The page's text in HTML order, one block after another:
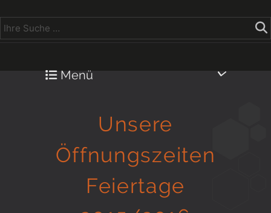
Menü
Gesund in Form
Sauna- und Freizeitcenter
Unsere
Öffnungszeiten
Feiertage